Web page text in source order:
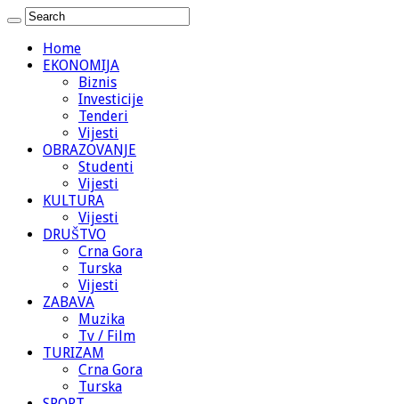
Home
EKONOMIJA
Biznis
Investicije
Tenderi
Vijesti
OBRAZOVANJE
Studenti
Vijesti
KULTURA
Vijesti
DRUŠTVO
Crna Gora
Turska
Vijesti
ZABAVA
Muzika
Tv / Film
TURIZAM
Crna Gora
Turska